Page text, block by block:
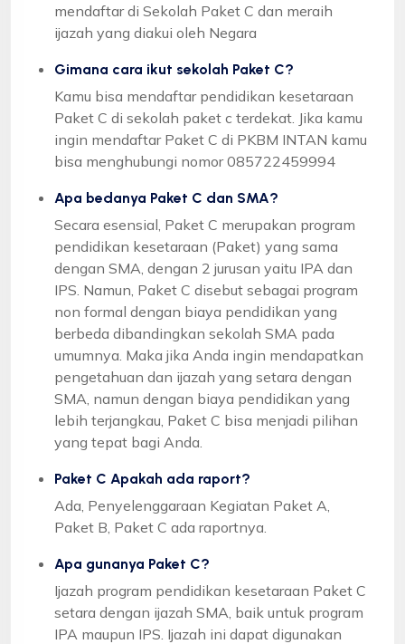
mendaftar di Sekolah Paket C dan meraih
ijazah yang diakui oleh Negara
Gimana cara ikut sekolah Paket C?
Kamu bisa mendaftar pendidikan kesetaraan
Paket C di sekolah paket c terdekat. Jika kamu
ingin mendaftar Paket C di PKBM INTAN kamu
bisa menghubungi nomor 085722459994
Apa bedanya Paket C dan SMA?
Secara esensial, Paket C merupakan program
pendidikan kesetaraan (Paket) yang sama
dengan SMA, dengan 2 jurusan yaitu IPA dan
IPS. Namun, Paket C disebut sebagai program
non formal dengan biaya pendidikan yang
berbeda dibandingkan sekolah SMA pada
umumnya. Maka jika Anda ingin mendapatkan
pengetahuan dan ijazah yang setara dengan
SMA, namun dengan biaya pendidikan yang
lebih terjangkau, Paket C bisa menjadi pilihan
yang tepat bagi Anda.
Paket C Apakah ada raport?
Ada, Penyelenggaraan Kegiatan Paket A,
Paket B, Paket C ada raportnya.
Apa gunanya Paket C?
Ijazah program pendidikan kesetaraan Paket C
setara dengan ijazah SMA, baik untuk program
IPA maupun IPS. Ijazah ini dapat digunakan